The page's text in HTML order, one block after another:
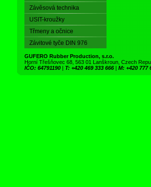
Závěsová technika
USIT-kroužky
Třmeny a očnice
Závitové tyče DIN 976
GUFERO Rubber Production, s.r.o.
Horní Třešňovec 68, 563 01 Lanškroun, Czech
IČO: 64791190 | T: +420 469 333 666 | M: +420 777